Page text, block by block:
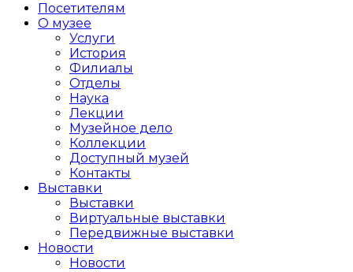
Посетителям
О музее
Услуги
История
Филиалы
Отделы
Наука
Лекции
Музейное дело
Коллекции
Доступный музей
Контакты
Выставки
Выставки
Виртуальные выставки
Передвижные выставки
Новости
Новости